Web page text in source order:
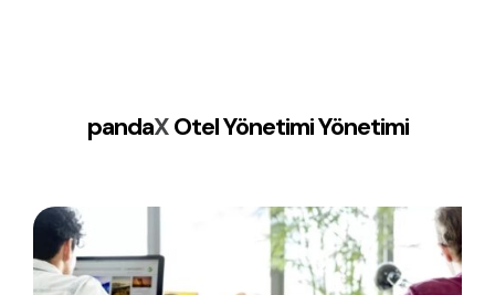
pandaXOtel Yönetimi Yönetimi